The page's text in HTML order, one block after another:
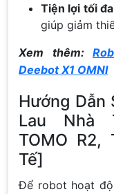
Tiện lợi tối
giúp giảm
Xem thêm:
Deebot X1 OMNI
Hướng Dẫn
Lau Nhà
TOMO
Tế]
Để robot hoạt